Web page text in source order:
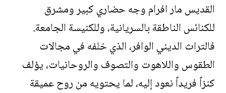
القديس مار افرام وجه حضاري كبير ومشرق
للكنائس الناطقة بالسريانية، وللكنيسة الجامعة.
فالتراث الديني الوافر، الذي خلفه في مجالات
الطقوس واللاهوت والتصوف والروحانيات، يؤلف
كنزاً فريداً نعود إليه، لما يحتويه من روح عميقة